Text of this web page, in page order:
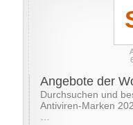
Angebote der
Durchsuchen und
Antiviren-Marken